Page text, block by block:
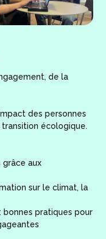
de la
des personnes
écologique.
grâce aux
sur le climat, la
bonnes pratiques pour